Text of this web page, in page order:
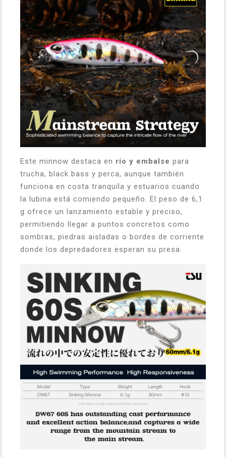
Este minnow destaca en río y embalse para
trucha, black bass y perca, aunque también
funciona en costa tranquila y estuarios cuando
la lubina está comiendo pequeño. El peso de 6,1
g ofrece un lanzamiento estable y preciso,
permitiendo llegar a puntos concretos como
sombras, piedras aisladas o bordes de corriente
donde los depredadores esperan su presa.